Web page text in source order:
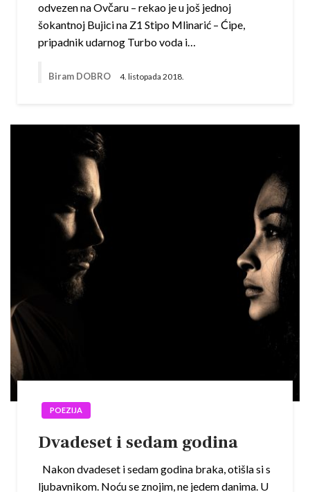
odvezen na Ovčaru – rekao je u još jednoj
šokantnoj Bujici na Z1 Stipo Mlinarić – Ćipe,
pripadnik udarnog Turbo voda i…
Biram DOBRO 4. listopada 2018.
POEZIJA
Dvadeset i sedam godina
Nakon dvadeset i sedam godina braka, otišla si s
ljubavnikom. Noću se znojim, ne jedem danima. U